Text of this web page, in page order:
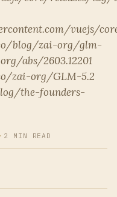
vuejs/
blog/zai-org/glm-
abs/2603.12201
zai-org/GLM-5.2
the-founders-
· 2 MIN READ